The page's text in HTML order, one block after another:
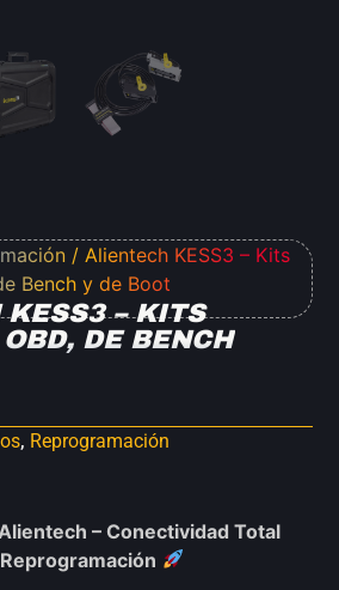
/ Alientech KESS3 – Kits
Bench y de Boot
– KITS
DE BENCH
, Reprogramación
– Conectividad Total